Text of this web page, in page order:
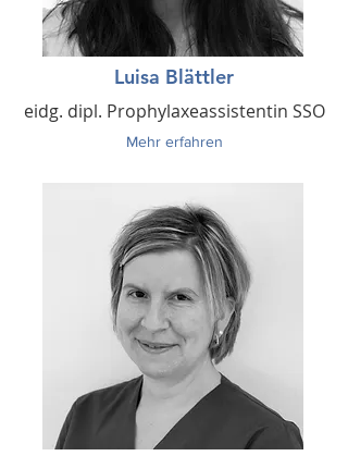
Luisa Blättler
eidg. dipl. Prophylaxeassistentin SSO
Mehr erfahren